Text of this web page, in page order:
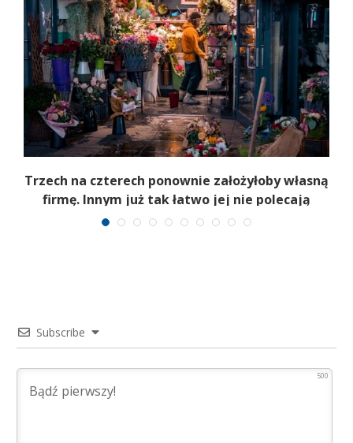
Trzech na czterech ponownie założyłoby własną
firmę. Innym już tak łatwo jej nie polecają
Subscribe
500